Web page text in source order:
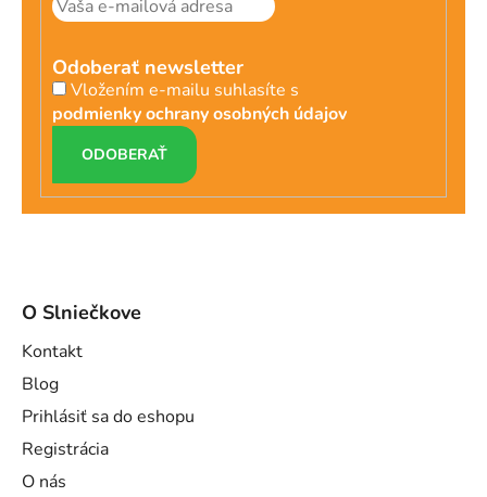
Odoberať newsletter
Vložením e-mailu suhlasíte s
podmienky ochrany osobných údajov
PRIHLÁSIŤ
SA
O Slniečkove
Kontakt
Blog
Prihlásiť sa do eshopu
Registrácia
O nás